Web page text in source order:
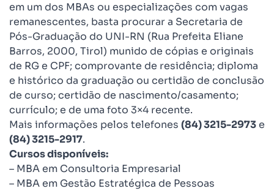
em um dos MBAs ou especializações com vagas
remanescentes, basta procurar a Secretaria de
Pós-Graduação do UNI-RN (Rua Prefeita Eliane
Barros, 2000, Tirol) munido de cópias e originais
de RG e CPF; comprovante de residência; diploma
e histórico da graduação ou certidão de conclusão
de curso; certidão de nascimento/casamento;
currículo; e de uma foto 3×4 recente.
Mais informações pelos telefones (84) 3215-2973e
(84) 3215-2917.
Cursos disponíveis:
– MBA em Consultoria Empresarial
– MBA em Gestão Estratégica de Pessoas